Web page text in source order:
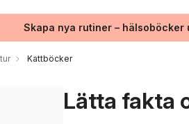
Skapa nya rutiner – hälsoböcker
Kattböcker
Lätta fakta